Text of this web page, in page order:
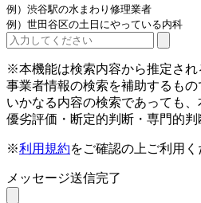
例）渋谷駅の水まわり修理業者
例）世田谷区の土日にやっている内科
※本機能は検索内容から推定され
事業者情報の検索を補助するもの
いかなる内容の検索であっても
優劣評価・断定的判断・専門的判
※利用規約をご確認の上ご利用く
メッセージ送信完了